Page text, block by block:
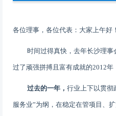
各位理事，各位代表：大家上午好！
时间过得真快，去年长沙理
过了顽强拼搏且富有成就的2012年
过去的一年，行业上下以贯彻
服务业”为纲，在稳定在管项目、